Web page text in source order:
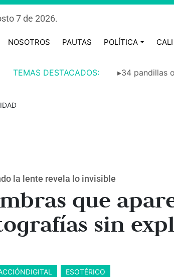
7 de 2026.
NOSOTROS PAUTAS POLÍTICA CALI
TEMAS DESTACADOS: ▸34 pandillas
la lente revela lo invisible
que
sin
ESOTÉRICO